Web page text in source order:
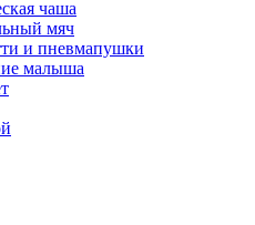
чаша
мяч
и пневмапушки
малыша